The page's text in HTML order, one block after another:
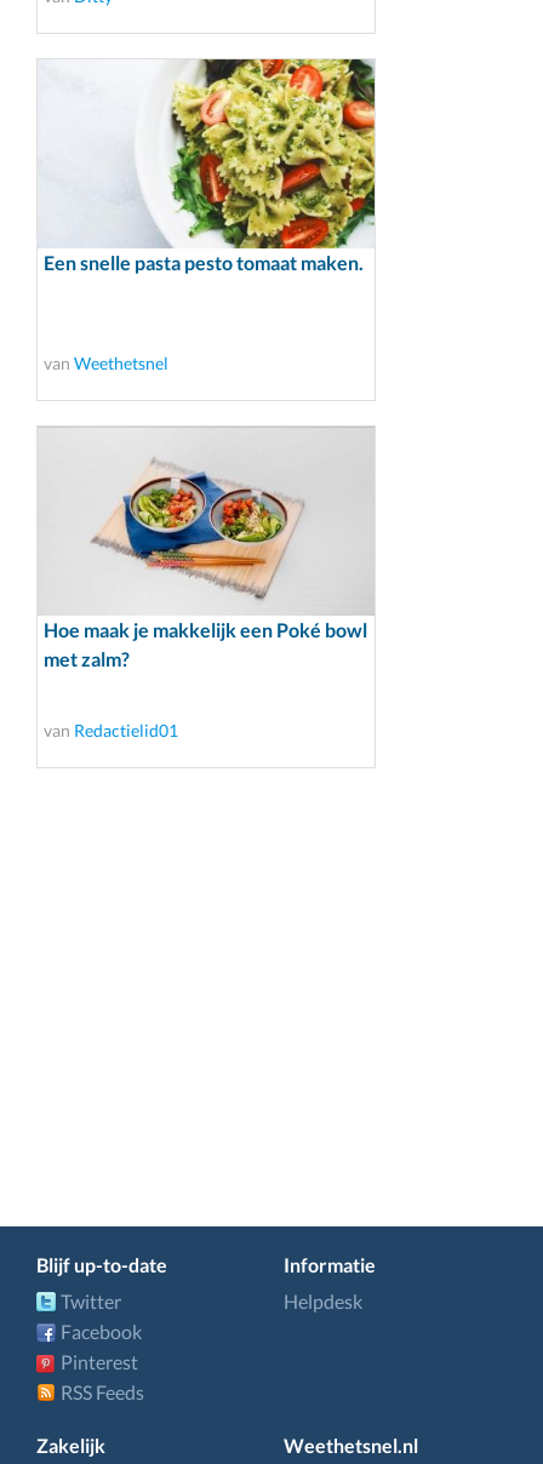
Een snelle pasta pesto tomaat maken.
van Weethetsnel
Hoe maak je makkelijk een Poké bowl
met zalm?
van Redactielid01
Blijf up-to-date
Twitter
Facebook
Pinterest
RSS Feeds
Informatie
Helpdesk
Zakelijk Weethetsnel.nl